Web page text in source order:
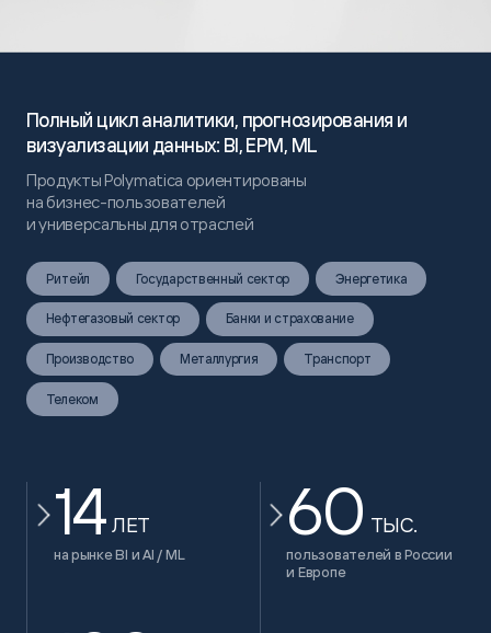
Полный цикл аналитики, прогнозирования и
визуализации данных: BI, EPM, ML
Продукты Polymatica ориентированы
на бизнес-пользователей
и универсальны для отраслей
Ритейл Государственный сектор Энергетика
Нефтегазовый сектор Банки и страхование
Производство Металлургия Транспорт
Телеком
14 ЛЕТ
на рынке BI и AI / ML
60 ТЫС.
пользователей в России
и Европе